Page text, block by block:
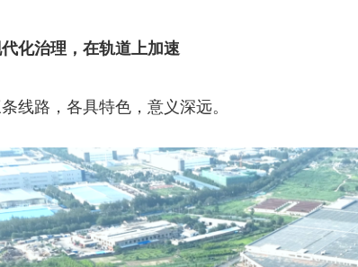
化治理，在轨道上加速
线路，各具特色，意义深远。